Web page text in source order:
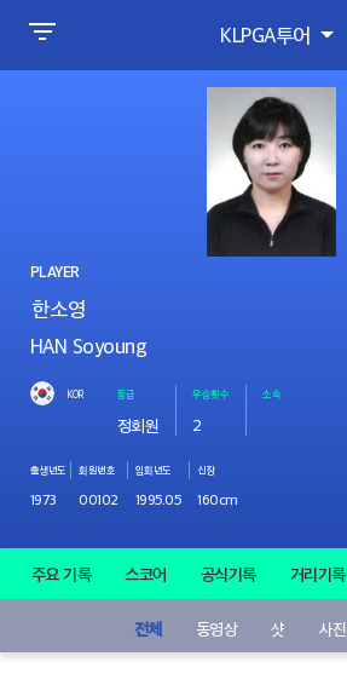
KLPGA투어
PLAYER
HAN Soyoung
KOR 등급
정회원
우승횟수
2
소속
출생년도
1973
회원번호
00102
입회년도
1995.05
신장
160cm
주요 기록 스코어 공식기록 거리기록
전체 동영상 샷 사진